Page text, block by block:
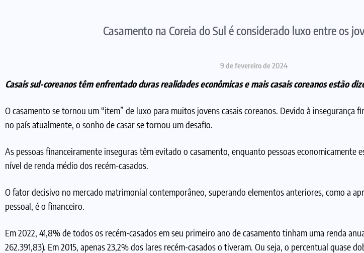
Casamento na Coreia do Sul é considerado luxo entre os
9 de fevereiro de 2024
Casais sul-coreanos têm enfrentado duras realidades econômicas e mais casais coreanos estão
O casamento se tornou um “item” de luxo para muitos jovens casais coreanos. Devido à insegurança
no país atualmente, o sonho de casar se tornou um desafio.
As pessoas financeiramente inseguras têm evitado o casamento, enquanto pessoas economicamente
nível de renda médio dos recém-casados.
O fator decisivo no mercado matrimonial contemporâneo, superando elementos anteriores, como a
pessoal, é o financeiro.
Em 2022, 41,8% de todos os recém-casados em seu primeiro ano de casamento tinham uma renda
262.391,83). Em 2015, apenas 23,2% dos lares recém-casados o tiveram. Ou seja, o percentual quase